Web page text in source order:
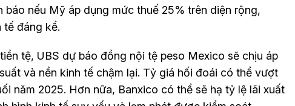
báo nếu Mỹ áp dụng mức thuế 25% trên diện rộng,
tế đáng kể.
tệ, UBS dự báo đồng nội tệ peso Mexico sẽ chịu áp
và nền kinh tế chậm lại. Tỷ giá hối đoái có thể vượt
năm 2025. Hơn nữa, Banxico có thể sẽ hạ tỷ lệ lãi xuất